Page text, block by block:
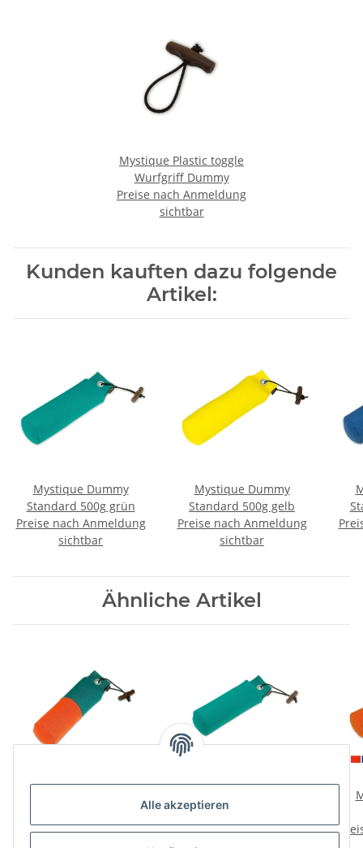
Alle akzeptieren
Mystique Plastic toggle
Wurfgriff Dummy
Preise nach Anmeldung
sichtbar
Kunden kauften dazu folgende
Artikel:
Mystique Dummy
Standard 500g grün
Preise nach Anmeldung
sichtbar
Mystique Dummy
Standard 500g gelb
Preise nach Anmeldung
sichtbar
Ähnliche Artikel
Preise nach Anmeldung
Trainer
Preise nach Anmeldung